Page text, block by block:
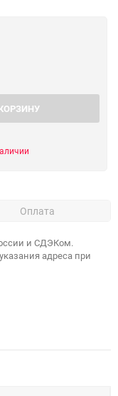
Оплата
и СДЭКом.
адреса при